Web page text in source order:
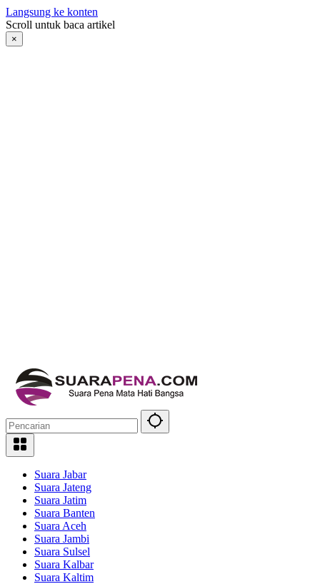
Langsung ke konten
Scroll untuk baca artikel
×
Suara Jabar
Suara Jateng
Suara Jatim
Suara Banten
Suara Aceh
Suara Jambi
Suara Sulsel
Suara Kalbar
Suara Kaltim